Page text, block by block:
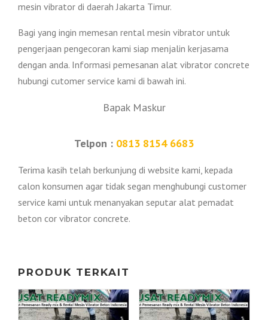
mesin vibrator di daerah Jakarta Timur.
Bagi yang ingin memesan rental mesin vibrator untuk
pengerjaan pengecoran kami siap menjalin kerjasama
dengan anda. Informasi pemesanan alat vibrator concrete
hubungi cutomer service kami di bawah ini.
Bapak Maskur
Telpon : 0813 8154 6683
Terima kasih telah berkunjung di website kami, kepada
calon konsumen agar tidak segan menghubungi customer
service kami untuk menanyakan seputar alat pemadat
beton cor vibrator concrete.
PRODUK TERKAIT